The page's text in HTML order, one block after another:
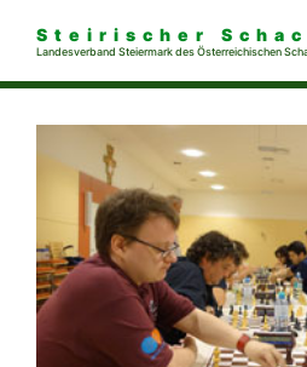
Steirischer
Landesverband Steiermark des Österreichischen